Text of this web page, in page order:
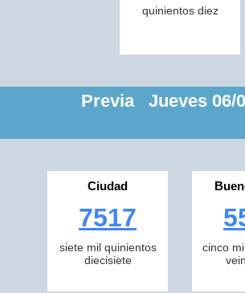
quinientos diez
Previa Jueves 06/
Ciudad
7517
siete mil quinientos
diecisiete
cinco